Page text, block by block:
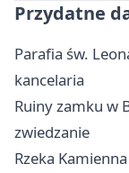
Przydatne
Parafia św.
kancelaria
Ruiny zamku w
zwiedzanie
Rzeka